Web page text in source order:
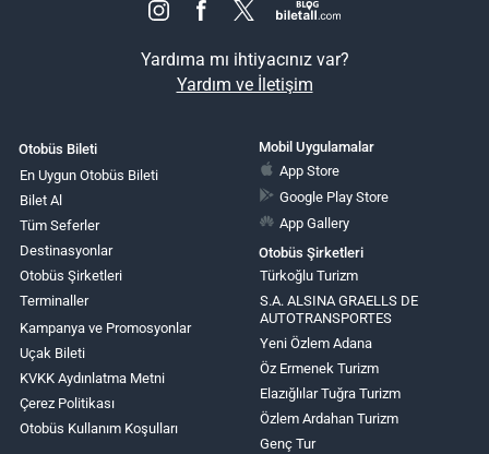
Yardıma mı ihtiyacınız var?
Yardım ve İletişim
Otobüs Bileti
En Uygun Otobüs Bileti
Bilet Al
Tüm Seferler
Destinasyonlar
Otobüs Şirketleri
Terminaller
Kampanya ve Promosyonlar
Uçak Bileti
KVKK Aydınlatma Metni
Çerez Politikası
Otobüs Kullanım Koşulları
Mobil Uygulamalar
App Store
Google Play Store
App Gallery
Otobüs Şirketleri
Türkoğlu Turizm
S.A. ALSINA GRAELLS DE
AUTOTRANSPORTES
Yeni Özlem Adana
Öz Ermenek Turizm
Elazığlılar Tuğra Turizm
Özlem Ardahan Turizm
Genç Tur